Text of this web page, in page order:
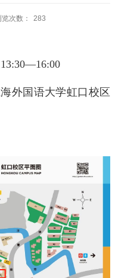
次数： 283
13:30—16:00
外国语大学虹口校区